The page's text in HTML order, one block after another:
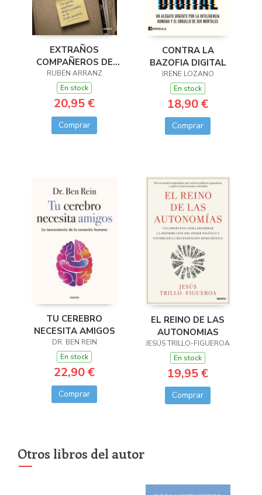
EXTRAÑOS
COMPAÑEROS DE
TRAMA
RUBÉN ARRANZ
En stock
20,95 €
Comprar
CONTRA LA
BAZOFIA DIGITAL
IRENE LOZANO
En stock
18,90 €
Comprar
TU CEREBRO
NECESITA AMIGOS
DR. BEN REIN
En stock
22,90 €
Comprar
EL REINO DE LAS
AUTONOMIAS
JESÚS TRILLO-FIGUEROA
En stock
19,95 €
Comprar
Otros libros del autor